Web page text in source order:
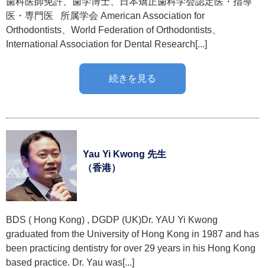
医・専門医 所属学会 American Association for
Orthodontists、World Federation of Orthodontists、
International Association for Dental Research[...]
続きを見る
Yau Yi Kwong 先生
（香港）
BDS ( Hong Kong) , DGDP (UK) ​Dr. YAU Yi Kwong
graduated from the University of Hong Kong in 1987 and has
been practicing dentistry for over 29 years in his Hong Kong
based practice. Dr. Yau was[...]